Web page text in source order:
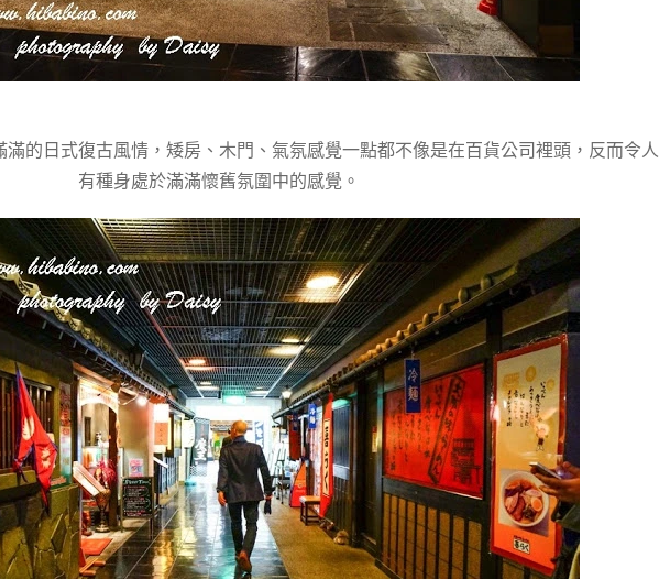
的日式復古風情，矮房、木門、氣氛感覺一點都不像是在百貨公司裡頭，反而令人
有種身處於滿滿懷舊氛圍中的感覺。